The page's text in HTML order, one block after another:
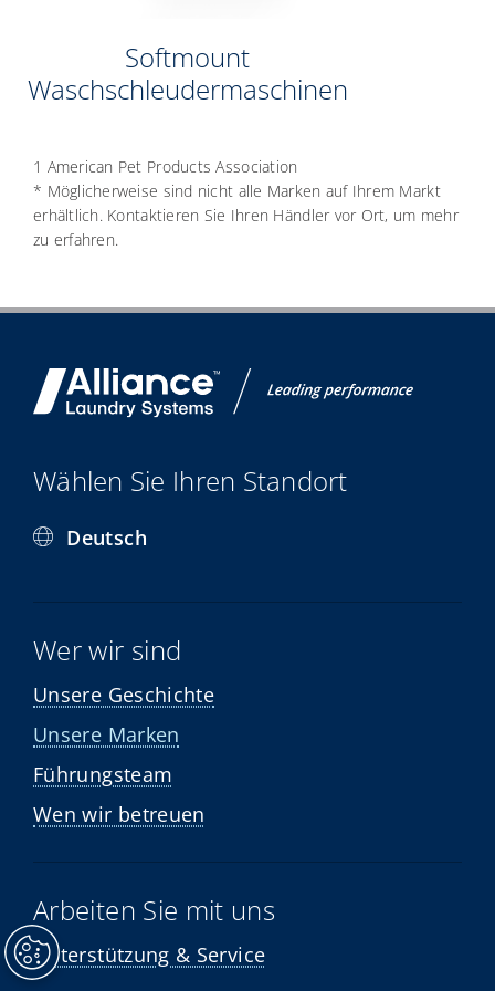
Softmount
Waschschleudermaschinen
1 American Pet Products Association
* Möglicherweise sind nicht alle Marken auf Ihrem Markt
erhältlich. Kontaktieren Sie Ihren Händler vor Ort, um mehr
zu erfahren.
Wählen Sie Ihren Standort
Deutsch
Wer wir sind
Unsere Geschichte
Unsere Marken
Führungsteam
Wen wir betreuen
Arbeiten Sie mit uns
Unterstützung & Service